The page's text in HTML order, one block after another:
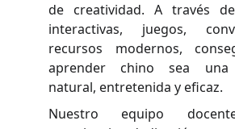
de creatividad. A través
interactivas, juegos,
recursos modernos,
aprender chino sea una
natural, entretenida y eficaz.
Nuestro equipo